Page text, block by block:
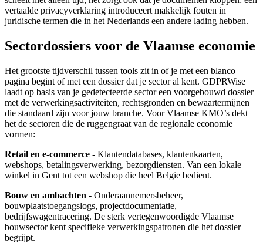
vertaalde privacyverklaring introduceert makkelijk fouten in
juridische termen die in het Nederlands een andere lading hebben.
Sectordossiers voor de Vlaamse economie
Het grootste tijdverschil tussen tools zit in of je met een blanco
pagina begint of met een dossier dat je sector al kent. GDPRWise
laadt op basis van je gedetecteerde sector een voorgebouwd dossier
met de verwerkingsactiviteiten, rechtsgronden en bewaartermijnen
die standaard zijn voor jouw branche. Voor Vlaamse KMO’s dekt
het de sectoren die de ruggengraat van de regionale economie
vormen:
Retail en e-commerce - Klantendatabases, klantenkaarten,
webshops, betalingsverwerking, bezorgdiensten. Van een lokale
winkel in Gent tot een webshop die heel Belgie bedient.
Bouw en ambachten - Onderaannemersbeheer,
bouwplaatstoegangslogs, projectdocumentatie,
bedrijfswagentracering. De sterk vertegenwoordigde Vlaamse
bouwsector kent specifieke verwerkingspatronen die het dossier
begrijpt.